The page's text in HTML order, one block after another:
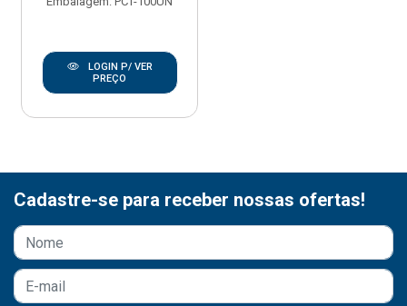
LOGIN P/ VER
PREÇO
Cadastre-se para receber nossas ofertas!